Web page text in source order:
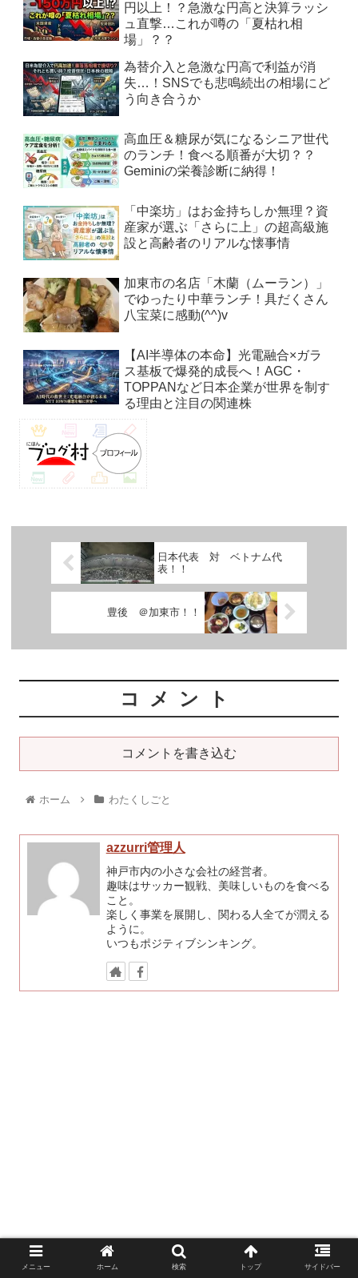
円以上！？急激な円高と決算ラッシ
ュ直撃…これが噂の「夏枯れ相
場」？？
為替介入と急激な円高で利益が消
失…！SNSでも悲鳴続出の相場にど
う向き合うか
高血圧＆糖尿が気になるシニア世代
のランチ！食べる順番が大切？？
Geminiの栄養診断に納得！
「中楽坊」はお金持ちしか無理？資
産家が選ぶ「さらに上」の超高級施
設と高齢者のリアルな懐事情
加東市の名店「木蘭（ムーラン）」
でゆったり中華ランチ！具だくさん
八宝菜に感動(^^)v
【AI半導体の本命】光電融合×ガラ
ス基板で爆発的成長へ！AGC・
TOPPANなど日本企業が世界を制す
る理由と注目の関連株
日本代表 対 ベトナム代
表！！
豊後 ＠加東市！！
コメント
コメントを書き込む
ホーム わたくしごと
azzurri管理人
神戸市内の小さな会社の経営者。
趣味はサッカー観戦、美味しいものを食べる
こと。
楽しく事業を展開し、関わる人全てが潤える
ように。
いつもポジティブシンキング。
メニュー ホーム 検索 トップ サイドバー